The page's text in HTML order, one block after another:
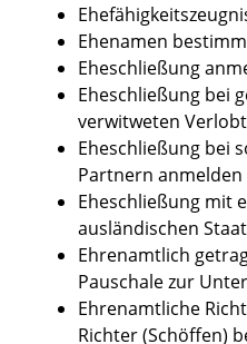
Ehenamen
Eheschließung
Eheschließung bei
verwitweten
Eheschließung bei
Partnern anmelden
Eheschließung mit
ausländischen
Ehrenamtlich
Pauschale zur
Ehrenamtliche
Richter (Schöffen)